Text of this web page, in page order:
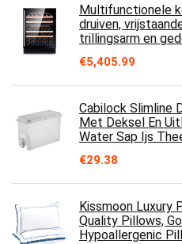
Multifunctionele
druiven,
trillingsarm en
€5,405.99
Cabilock Slimline
Met Deksel En
Water Sap Ijs
€29.38
Kissmoon Luxury
Quality Pillows,
Hypoallergenic